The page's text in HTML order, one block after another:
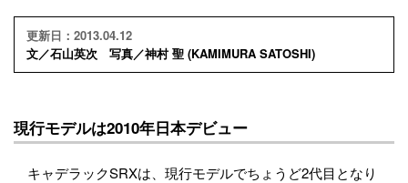
更新日：2013.04.12
文／石山英次 写真／神村 聖 (KAMIMURA SATOSHI)
現行モデルは2010年日本デビュー
キャデラックSRXは、現行モデルでちょうど2代目となり